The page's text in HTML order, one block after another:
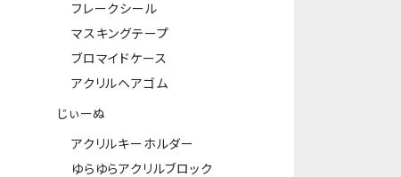
フレークシール
マスキングテープ
ブロマイドケース
アクリルヘアゴム
じぃーぬ
アクリルキーホルダー
ゆらゆらアクリルブロック